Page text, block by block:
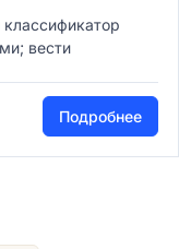
вести
Подробнее